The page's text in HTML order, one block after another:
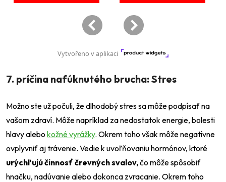
7. príčina nafúknutého brucha: Stres
Možno ste už počuli, že dlhodobý stres sa môže podpísať na
vašom zdraví. Môže napríklad za nedostatok energie, bolesti
hlavy alebo kožné vyrážky. Okrem toho však môže negatívne
ovplyvniť aj trávenie. Vedie k uvoľňovaniu hormónov, ktoré
urýchľujú činnosť črevných svalov,čo môže spôsobiť
hnačku, nadúvanie alebo dokonca zvracanie. Okrem toho